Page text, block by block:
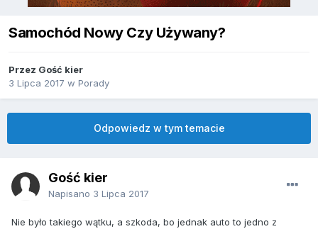
Samochód Nowy Czy Używany?
Przez Gość kier
3 Lipca 2017 w Porady
Odpowiedz w tym temacie
Gość kier
Napisano 3 Lipca 2017
Nie było takiego wątku, a szkoda, bo jednak auto to jedno z